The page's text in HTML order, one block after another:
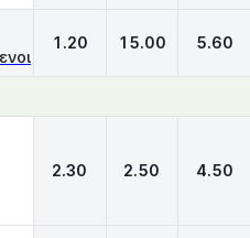
1.20 15.00 5.60
2.30 2.50 4.50